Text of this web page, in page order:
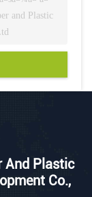
And Plastic
Co.,